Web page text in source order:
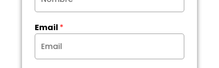
Email *